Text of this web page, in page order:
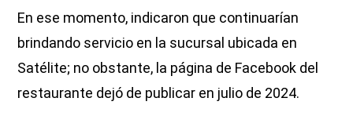
En ese momento, indicaron que continuarían
brindando servicio en la sucursal ubicada en
Satélite; no obstante, la página de Facebook del
restaurante dejó de publicar en julio de 2024.